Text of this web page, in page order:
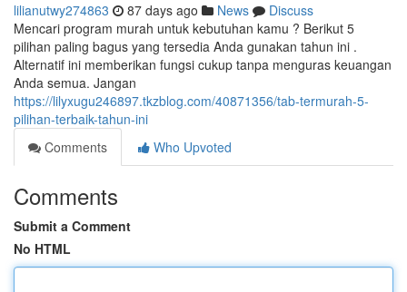
lilianutwy274863 87 days ago News
Discuss
Mencari program murah untuk kebutuhan kamu ? Berikut 5
pilihan paling bagus yang tersedia Anda gunakan tahun ini .
Alternatif ini memberikan fungsi cukup tanpa menguras keuangan
Anda semua. Jangan
https://lilyxugu246897.tkzblog.com/40871356/tab-termurah-5-
pilihan-terbaik-tahun-ini
Comments
Who Upvoted
Comments
Submit a Comment
No HTML